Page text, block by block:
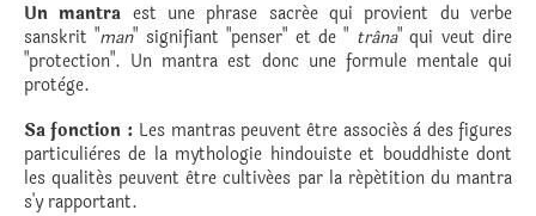
Un mantra est une phrase sacrée qui provient du verbe
sanskrit "man" signifiant "penser" et de " trâna" qui veut dire
"protection". Un mantra est donc une formule mentale qui
protège.
Sa fonction : Les mantras peuvent être associés à des figures
particulières de la mythologie hindouiste et bouddhiste dont
les qualités peuvent être cultivées par la répétition du mantra
s'y rapportant.